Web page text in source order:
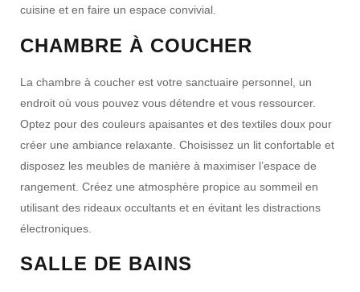
cuisine et en faire un espace convivial.
CHAMBRE À COUCHER
La chambre à coucher est votre sanctuaire personnel, un
endroit où vous pouvez vous détendre et vous ressourcer.
Optez pour des couleurs apaisantes et des textiles doux pour
créer une ambiance relaxante. Choisissez un lit confortable et
disposez les meubles de manière à maximiser l’espace de
rangement. Créez une atmosphère propice au sommeil en
utilisant des rideaux occultants et en évitant les distractions
électroniques.
SALLE DE BAINS